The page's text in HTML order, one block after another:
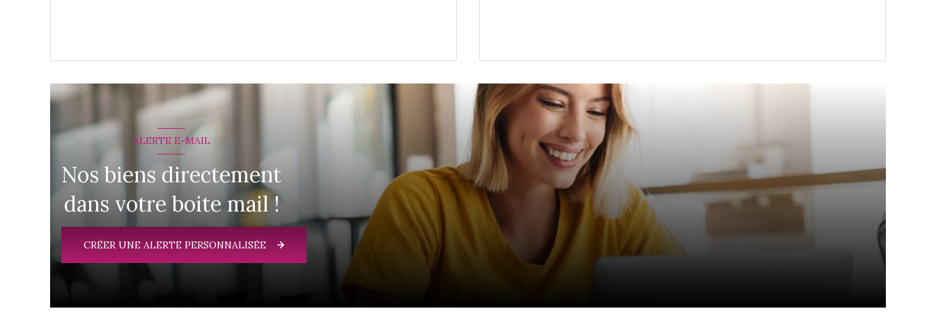
ALERTE E-MAIL
Nos biens directement
dans votre boite mail !
CRÉER UNE ALERTE PERSONNALISÉE